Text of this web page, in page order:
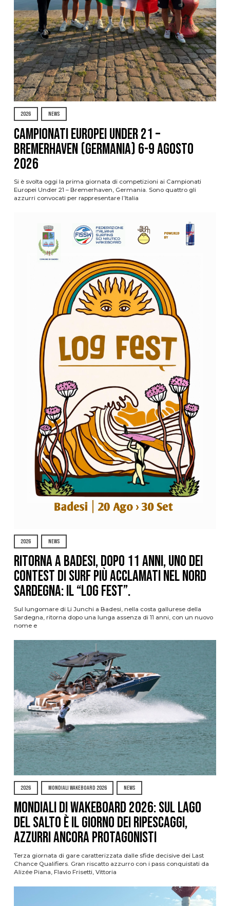
2026 NEWS
Campionati Europei Under 21 –
Bremerhaven (Germania) 6-9 agosto
2026
Si è svolta oggi la prima giornata di competizioni ai Campionati
Europei Under 21 – Bremerhaven, Germania. Sono quattro gli
azzurri convocati per rappresentare l’Italia
2026 NEWS
Ritorna a Badesi, dopo 11 anni, uno dei
contest di surf più acclamati nel nord
Sardegna: il “Log Fest”.
Sul lungomare di Li Junchi a Badesi, nella costa gallurese della
Sardegna, ritorna dopo una lunga assenza di 11 anni, con un nuovo
nome e
2026 MONDIALI WAKEBOARD 2026 NEWS
Mondiali di Wakeboard 2026: sul Lago
del Salto è il giorno dei ripescaggi,
azzurri ancora protagonisti
Terza giornata di gare caratterizzata dalle sfide decisive dei Last
Chance Qualifiers. Gran riscatto azzurro con i pass conquistati da
Alizée Piana, Flavio Frisetti, Vittoria